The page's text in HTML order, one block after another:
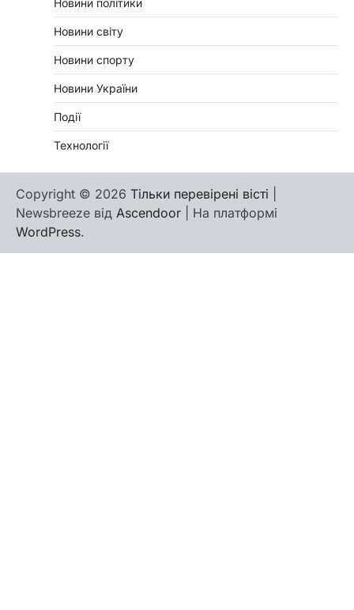
Новини світу
Новини спорту
Новини України
Події
Технології
Copyright © 2026 Тільки перевірені вісті
Newsbreeze від Ascendoor | На платформі
WordPress.